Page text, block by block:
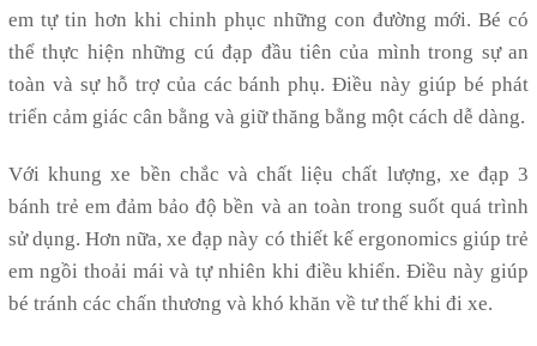
em tự tin hơn khi chinh phục những con đường mới. Bé có
thể thực hiện những cú đạp đầu tiên của mình trong sự an
toàn và sự hỗ trợ của các bánh phụ. Điều này giúp bé phát
triển cảm giác cân bằng và giữ thăng bằng một cách dễ dàng.
Với khung xe bền chắc và chất liệu chất lượng, xe đạp 3
bánh trẻ em đảm bảo độ bền và an toàn trong suốt quá trình
sử dụng. Hơn nữa, xe đạp này có thiết kế ergonomics giúp trẻ
em ngồi thoải mái và tự nhiên khi điều khiển. Điều này giúp
bé tránh các chấn thương và khó khăn về tư thế khi đi xe.